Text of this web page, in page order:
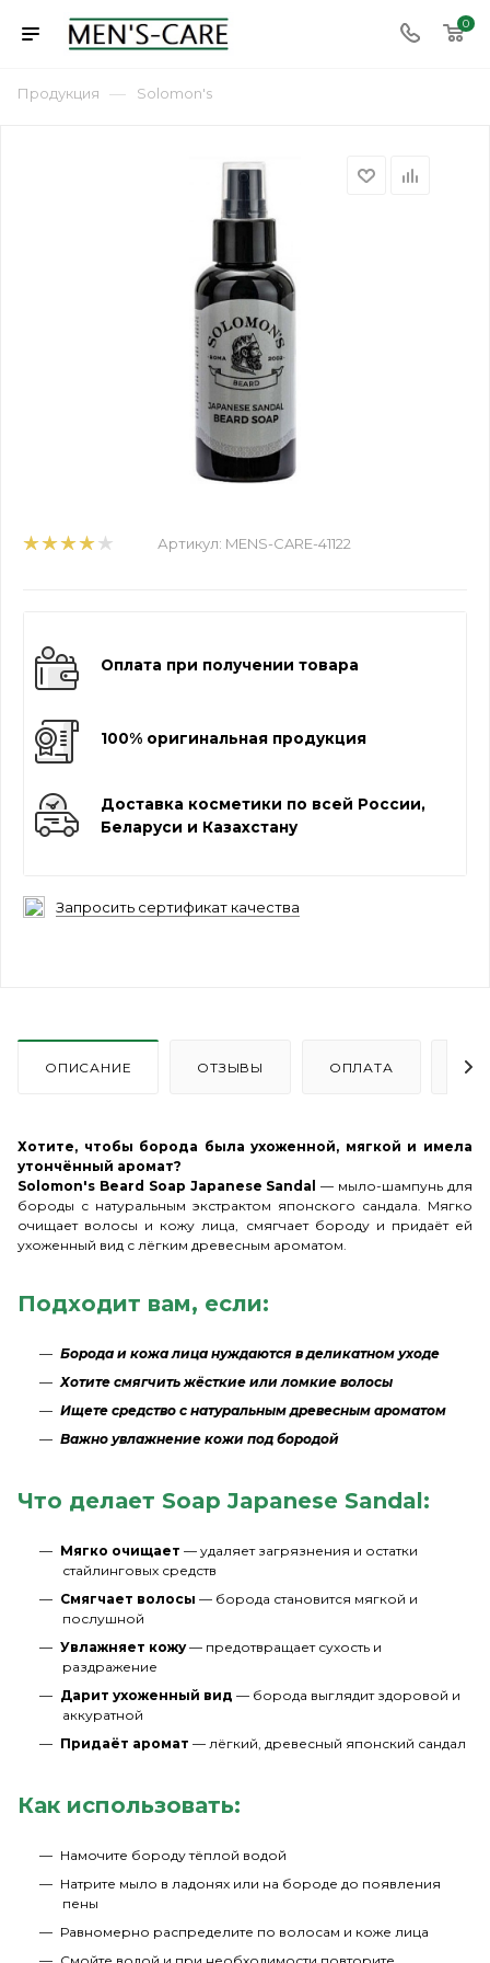
0
Продукция — Solomon's
Артикул: MENS-CARE-41122
Оплата при получении товара
100% оригинальная продукция
Доставка косметики по всей России,
Беларуси и Казахстану
Запросить сертификат качества
ОПИСАНИЕ ОТЗЫВЫ ОПЛАТА
Хотите, чтобы борода была ухоженной, мягкой и имела
утончённый аромат?
Solomon's Beard Soap Japanese Sandal — мыло-шампунь для
бороды с натуральным экстрактом японского сандала. Мягко
очищает волосы и кожу лица, смягчает бороду и придаёт ей
ухоженный вид с лёгким древесным ароматом.
Подходит вам, если:
Борода и кожа лица нуждаются в деликатном уходе
Хотите смягчить жёсткие или ломкие волосы
Ищете средство с натуральным древесным ароматом
Важно увлажнение кожи под бородой
Что делает Soap Japanese Sandal:
Мягко очищает — удаляет загрязнения и остатки
стайлинговых средств
Смягчает волосы — борода становится мягкой и
послушной
Увлажняет кожу— предотвращает сухость и
раздражение
Дарит ухоженный вид — борода выглядит здоровой и
аккуратной
Придаёт аромат — лёгкий, древесный японский сандал
Как использовать:
Намочите бороду тёплой водой
Натрите мыло в ладонях или на бороде до появления
пены
Равномерно распределите по волосам и коже лица